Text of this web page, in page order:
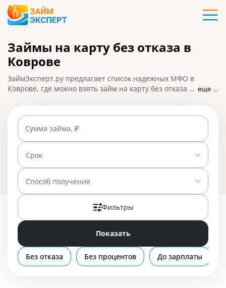
Карты
Кредиты
Ипотека
Вклады
Бизнес
Банки
Ковров
Займы на карту без отказа в
Коврове
ЗаймЭксперт.ру предлагает список надежных МФО в
Коврове, где можно взять займ на карту без отказа по
высокий процент одобрения и моментальное
перечисление средств. На 01.05.2025 вам доступно
24 предложения со ставкой от 0% в день.
еще
Сумма займа, ₽
Срок
Способ получения
Фильтры
Показать
Без отказа Без процентов До зарплаты